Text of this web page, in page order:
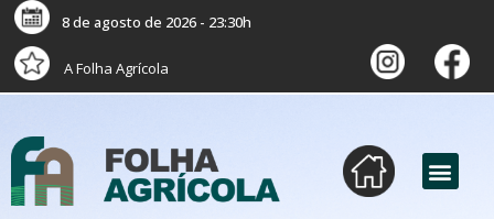
8 de agosto de 2026 - 23:30h
A Folha Agrícola